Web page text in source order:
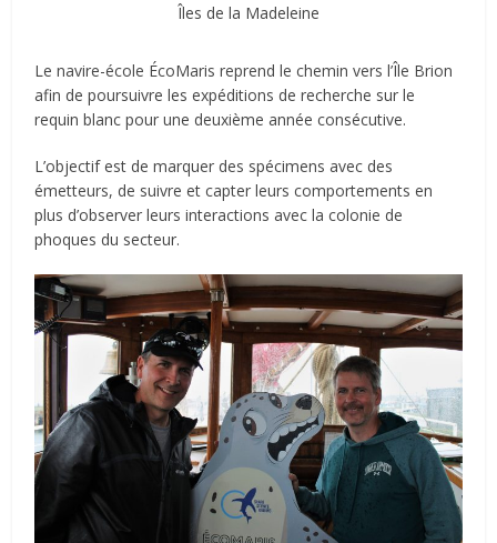
Îles de la Madeleine
Le navire-école ÉcoMaris reprend le chemin vers l’Île Brion
afin de poursuivre les expéditions de recherche sur le
requin blanc pour une deuxième année consécutive.
L’objectif est de marquer des spécimens avec des
émetteurs, de suivre et capter leurs comportements en
plus d’observer leurs interactions avec la colonie de
phoques du secteur.